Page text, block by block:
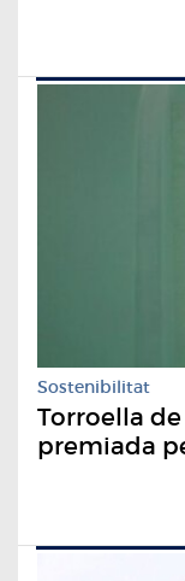
Sostenibilitat
Torroella
premiada